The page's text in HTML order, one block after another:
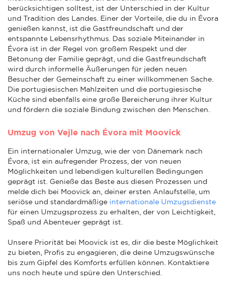
berücksichtigen solltest, ist der Unterschied in der Kultur
und Tradition des Landes. Einer der Vorteile, die du in Évora
genießen kannst, ist die Gastfreundschaft und der
entspannte Lebensrhythmus. Das soziale Miteinander in
Évora ist in der Regel von großem Respekt und der
Betonung der Familie geprägt, und die Gastfreundschaft
wird durch informelle Äußerungen für jeden neuen
Besucher der Gemeinschaft zu einer willkommenen Sache.
Die portugiesischen Mahlzeiten und die portugiesische
Küche sind ebenfalls eine große Bereicherung ihrer Kultur
und fördern die soziale Bindung zwischen den Menschen.
Umzug von Vejle nach Évora mit Moovick
Ein internationaler Umzug, wie der von Dänemark nach
Évora, ist ein aufregender Prozess, der von neuen
Möglichkeiten und lebendigen kulturellen Bedingungen
geprägt ist. Genieße das Beste aus diesen Prozessen und
melde dich bei Moovick an, deiner ersten Anlaufstelle, um
seriöse und standardmäßige internationale Umzugsdienste
für einen Umzugsprozess zu erhalten, der von Leichtigkeit,
Spaß und Abenteuer geprägt ist.
Unsere Priorität bei Moovick ist es, dir die beste Möglichkeit
zu bieten, Profis zu engagieren, die deine Umzugswünsche
bis zum Gipfel des Komforts erfüllen können. Kontaktiere
uns noch heute und spüre den Unterschied.